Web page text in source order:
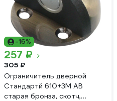
-16%
257 ₽
305 ₽
Ограничитель дверной
Стандартй 610+3М AB
старая бронза, скотч,